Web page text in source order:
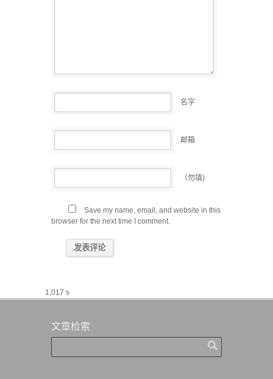
名字
邮箱
（勿填)
Save my name, email, and website in this
browser for the next time I comment.
1,017 s
文章检索